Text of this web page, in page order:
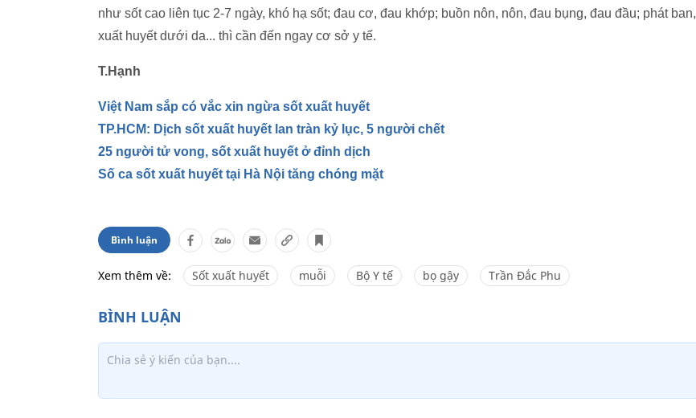
như sốt cao liên tục 2-7 ngày, khó hạ sốt; đau cơ, đau khớp; buồn nôn, nôn, đau bụng, đau đầu; phát ban,
xuất huyết dưới da... thì cần đến ngay cơ sở y tế.
T.Hạnh
Việt Nam sắp có vắc xin ngừa sốt xuất huyết
TP.HCM: Dịch sốt xuất huyết lan tràn kỷ lục, 5 người chết
25 người tử vong, sốt xuất huyết ở đỉnh dịch
Số ca sốt xuất huyết tại Hà Nội tăng chóng mặt
Bình luận
Xem thêm về: Sốt xuất huyết muỗi Bộ Y tế bọ gậy Trần Đắc Phu